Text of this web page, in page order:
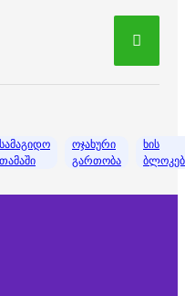
სამაგიდო
თამაში
ოჯახური
გართობა
ხის